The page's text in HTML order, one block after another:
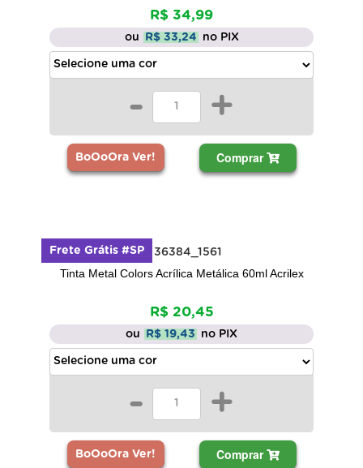
R$ 34,99
ou R$ 33,24 no PIX
- +
BoOoOra Ver! Comprar
Tinta Metal Colors Acrílica Metálica 60ml Acrilex
R$ 20,45
ou R$ 19,43 no PIX
- +
BoOoOra Ver! Comprar
Frete Grátis #SP